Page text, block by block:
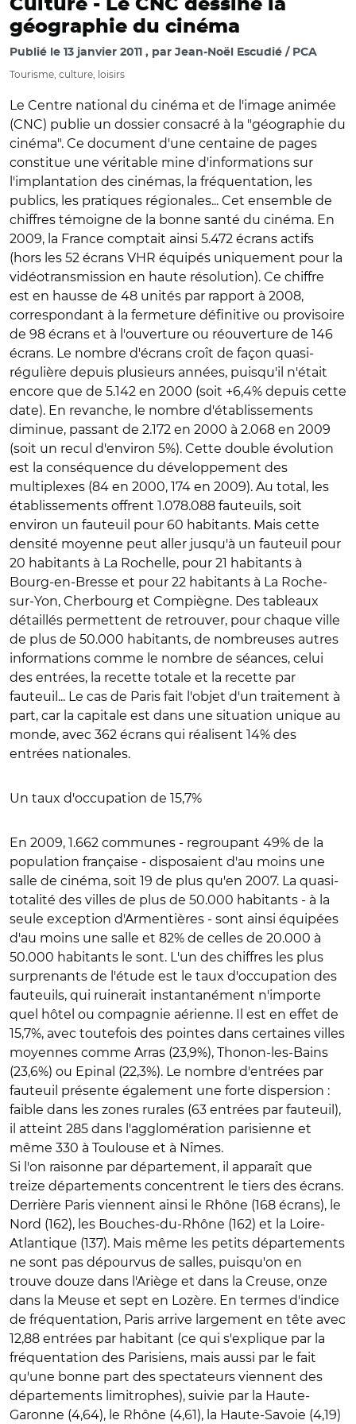
Culture - Le CNC dessine la
géographie du cinéma
Publié le 13 janvier 2011 par Jean-Noël Escudié / PCA
Tourisme, culture, loisirs
Le Centre national du cinéma et de l'image animée
(CNC) publie un dossier consacré à la "géographie du
cinéma". Ce document d'une centaine de pages
constitue une véritable mine d'informations sur
l'implantation des cinémas, la fréquentation, les
publics, les pratiques régionales... Cet ensemble de
chiffres témoigne de la bonne santé du cinéma. En
2009, la France comptait ainsi 5.472 écrans actifs
(hors les 52 écrans VHR équipés uniquement pour la
vidéotransmission en haute résolution). Ce chiffre
est en hausse de 48 unités par rapport à 2008,
correspondant à la fermeture définitive ou provisoire
de 98 écrans et à l'ouverture ou réouverture de 146
écrans. Le nombre d'écrans croît de façon quasi-
régulière depuis plusieurs années, puisqu'il n'était
encore que de 5.142 en 2000 (soit +6,4% depuis cette
date). En revanche, le nombre d'établissements
diminue, passant de 2.172 en 2000 à 2.068 en 2009
(soit un recul d'environ 5%). Cette double évolution
est la conséquence du développement des
multiplexes (84 en 2000, 174 en 2009). Au total, les
établissements offrent 1.078.088 fauteuils, soit
environ un fauteuil pour 60 habitants. Mais cette
densité moyenne peut aller jusqu'à un fauteuil pour
20 habitants à La Rochelle, pour 21 habitants à
Bourg-en-Bresse et pour 22 habitants à La Roche-
sur-Yon, Cherbourg et Compiègne. Des tableaux
détaillés permettent de retrouver, pour chaque ville
de plus de 50.000 habitants, de nombreuses autres
informations comme le nombre de séances, celui
des entrées, la recette totale et la recette par
fauteuil... Le cas de Paris fait l'objet d'un traitement à
part, car la capitale est dans une situation unique au
monde, avec 362 écrans qui réalisent 14% des
entrées nationales.
Un taux d'occupation de 15,7%
En 2009, 1.662 communes - regroupant 49% de la
population française - disposaient d'au moins une
salle de cinéma, soit 19 de plus qu'en 2007. La quasi-
totalité des villes de plus de 50.000 habitants - à la
seule exception d'Armentières - sont ainsi équipées
d'au moins une salle et 82% de celles de 20.000 à
50.000 habitants le sont. L'un des chiffres les plus
surprenants de l'étude est le taux d'occupation des
fauteuils, qui ruinerait instantanément n'importe
quel hôtel ou compagnie aérienne. Il est en effet de
15,7%, avec toutefois des pointes dans certaines villes
moyennes comme Arras (23,9%), Thonon-les-Bains
(23,6%) ou Epinal (22,3%). Le nombre d'entrées par
fauteuil présente également une forte dispersion :
faible dans les zones rurales (63 entrées par fauteuil),
il atteint 285 dans l'agglomération parisienne et
même 330 à Toulouse et à Nîmes.
Si l'on raisonne par département, il apparaît que
treize départements concentrent le tiers des écrans.
Derrière Paris viennent ainsi le Rhône (168 écrans), le
Nord (162), les Bouches-du-Rhône (162) et la Loire-
Atlantique (137). Mais même les petits départements
ne sont pas dépourvus de salles, puisqu'on en
trouve douze dans l'Ariège et dans la Creuse, onze
dans la Meuse et sept en Lozère. En termes d'indice
de fréquentation, Paris arrive largement en tête avec
12,88 entrées par habitant (ce qui s'explique par la
fréquentation des Parisiens, mais aussi par le fait
qu'une bonne part des spectateurs viennent des
départements limitrophes), suivie par la Haute-
Garonne (4,64), le Rhône (4,61), la Haute-Savoie (4,19)